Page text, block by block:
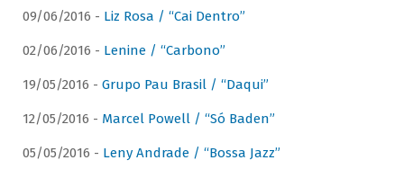
09/06/2016 - Liz Rosa / “Cai Dentro”
02/06/2016 - Lenine / “Carbono”
19/05/2016 - Grupo Pau Brasil / “Daqui”
12/05/2016 - Marcel Powell / “Só Baden”
05/05/2016 - Leny Andrade / “Bossa Jazz”